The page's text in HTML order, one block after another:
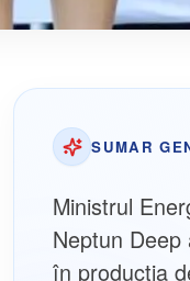
SUMAR
Ministrul
Neptun
în producția